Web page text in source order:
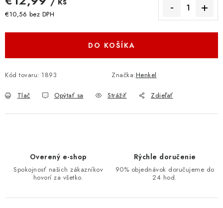
€10,56 bez DPH
DO KOŠÍKA
Kód tovaru: 1893 Značka:Henkel
Tlač Opýtať sa Strážiť Zdieľať
Overený e-shop
Spokojnosť našich zákazníkov
hovorí za všetko.
Rýchle doručenie
90% objednávok doručujeme do
24 hod.